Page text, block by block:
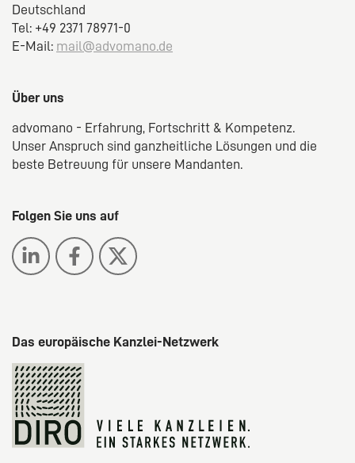
Deutschland
Tel: +49 2371 78971-0
E-Mail: mail@advomano.de
Über uns
advomano - Erfahrung, Fortschritt & Kompetenz.
Unser Anspruch sind ganzheitliche Lösungen und die
beste Betreuung für unsere Mandanten.
Folgen Sie uns auf
Das europäische Kanzlei-Netzwerk